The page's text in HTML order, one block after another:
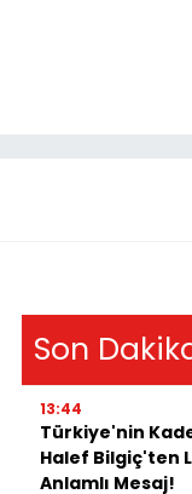
Son
13:44
Türkiye'nin
Halef Bilgiç'ten
Anlamlı Mesaj!